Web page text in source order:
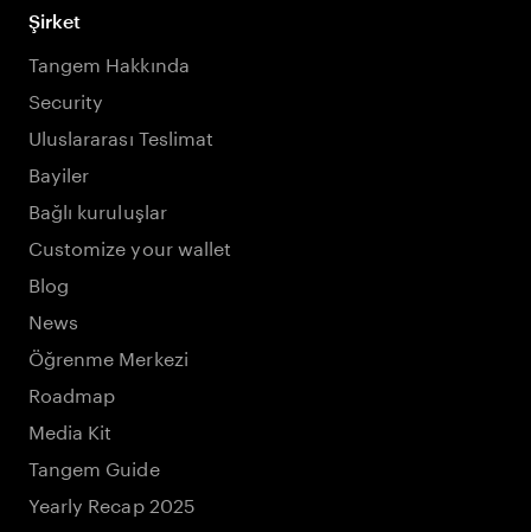
Şirket
Tangem Hakkında
Security
Uluslararası Teslimat
Bayiler
Bağlı kuruluşlar
Customize your wallet
Blog
News
Öğrenme Merkezi
Roadmap
Media Kit
Tangem Guide
Yearly Recap 2025